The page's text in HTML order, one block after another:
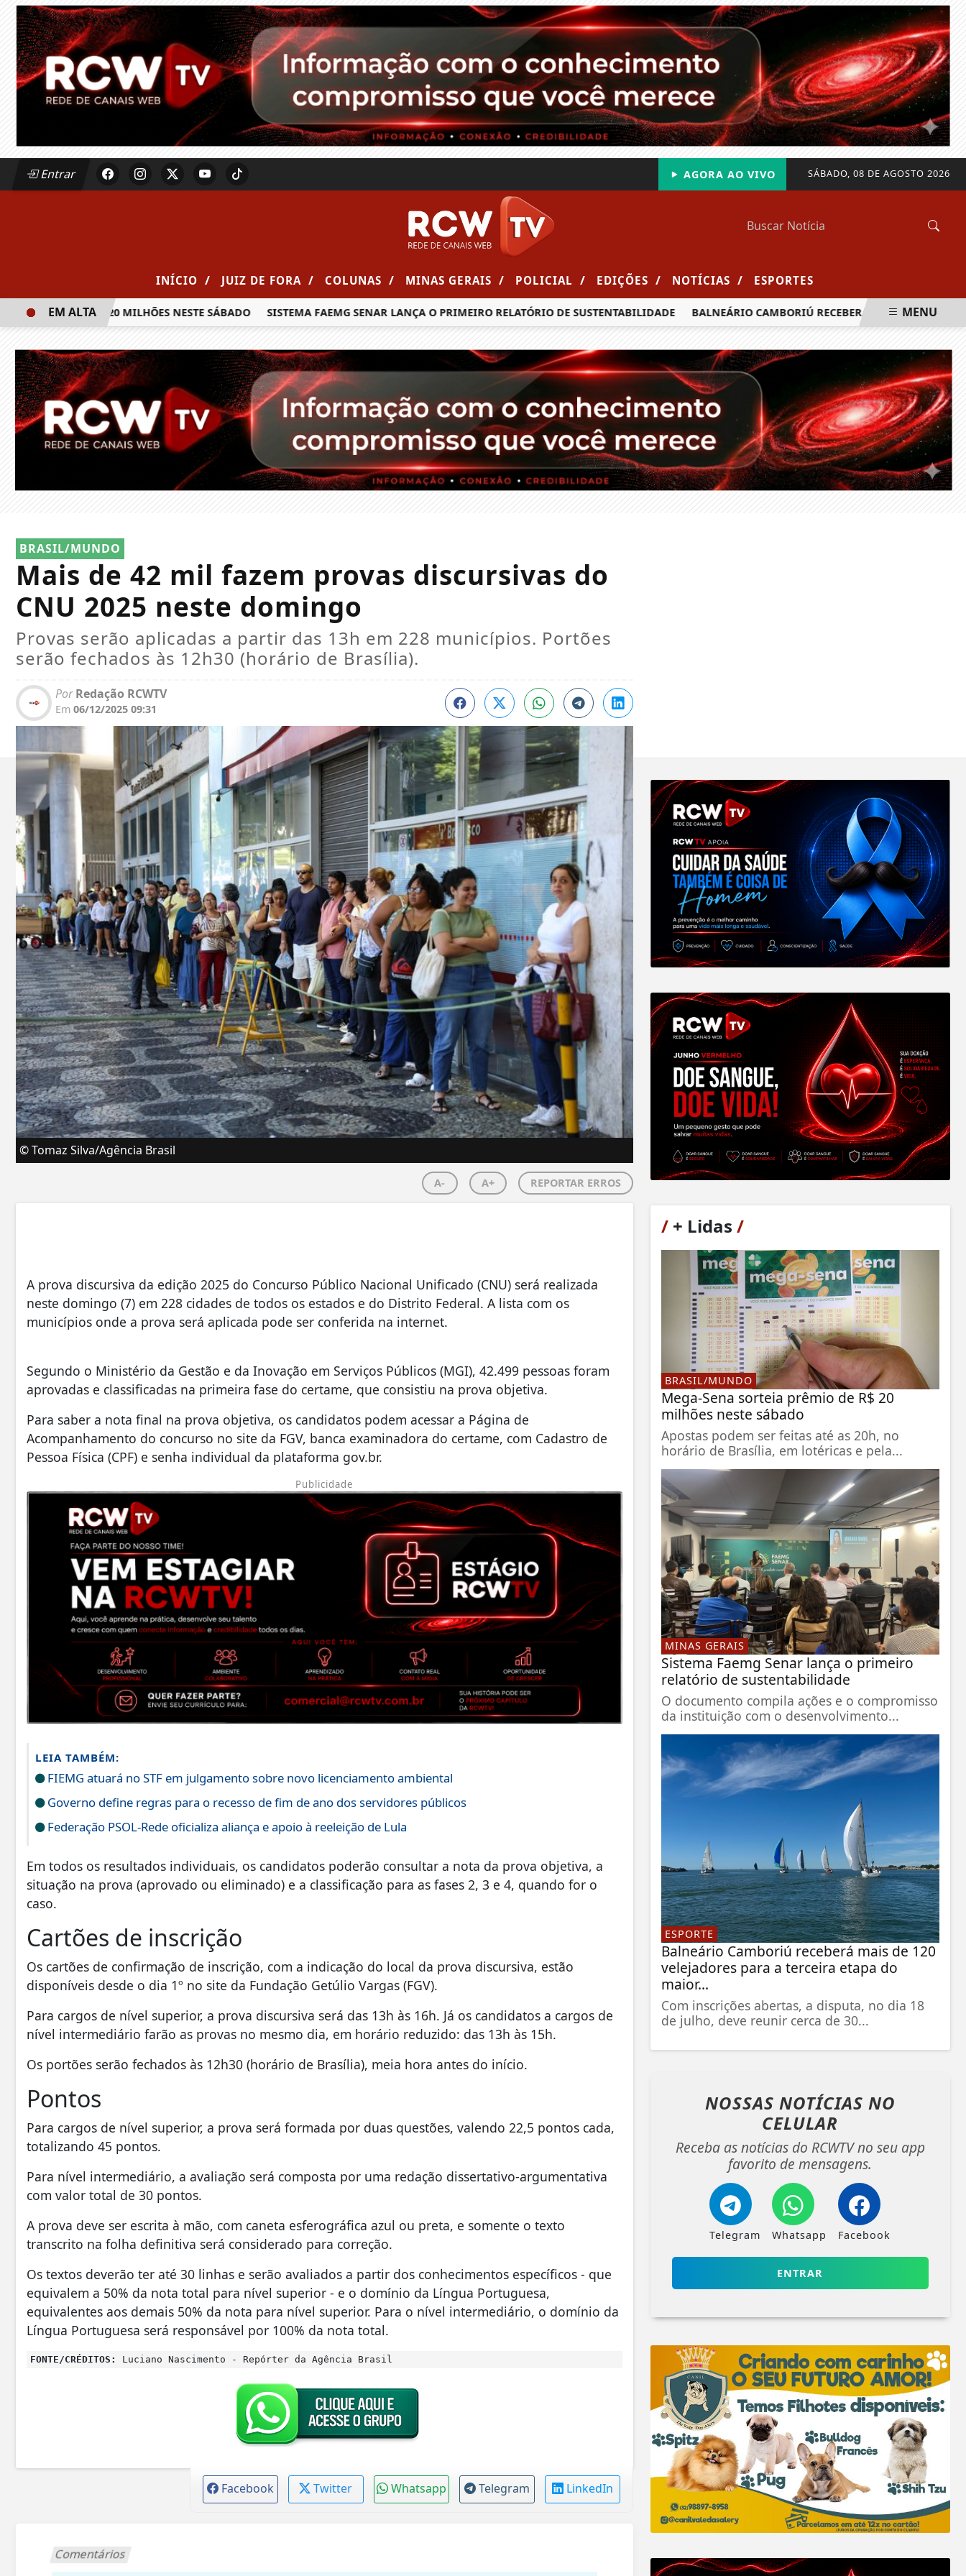
Entrar SÁBADO, 08 DE AGOSTO 2026
AGORA AO VIVO
INÍCIO / JUIZ DE FORA / COLUNAS / MINAS GERAIS / POLICIAL / EDIÇÕES / NOTÍCIAS / ESPORTES
PRÊMIO DE R$ 20 MILHÕES NESTE SÁBADO SISTEMA FAEMG SENAR LANÇA O PRIMEIRO RELATÓRIO DE SUSTENTABILIDADE BALNEÁRIO CAMBORIÚ RECEBERÁ MAIS DE 120
EM ALTA MENU
BRASIL/MUNDO
Mais de 42 mil fazem provas discursivas do
CNU 2025 neste domingo
Provas serão aplicadas a partir das 13h em 228 municípios. Portões
serão fechados às 12h30 (horário de Brasília).
PorRedação RCWTV
Em 06/12/2025 09:31
© Tomaz Silva/Agência Brasil
A- A+ REPORTAR ERROS
A prova discursiva da edição 2025 do Concurso Público Nacional Unificado (CNU) será realizada
neste domingo (7) em 228 cidades de todos os estados e do Distrito Federal. A lista com os
municípios onde a prova será aplicada pode ser conferida na internet.
Segundo o Ministério da Gestão e da Inovação em Serviços Públicos (MGI), 42.499 pessoas foram
aprovadas e classificadas na primeira fase do certame, que consistiu na prova objetiva.
Para saber a nota final na prova objetiva, os candidatos podem acessar a Página de
Acompanhamento do concurso no site da FGV, banca examinadora do certame, com Cadastro de
Pessoa Física (CPF) e senha individual da plataforma gov.br.
Publicidade
LEIA TAMBÉM:
FIEMG atuará no STF em julgamento sobre novo licenciamento ambiental
Governo define regras para o recesso de fim de ano dos servidores públicos
Federação PSOL-Rede oficializa aliança e apoio à reeleição de Lula
Em todos os resultados individuais, os candidatos poderão consultar a nota da prova objetiva, a
situação na prova (aprovado ou eliminado) e a classificação para as fases 2, 3 e 4, quando for o
caso.
Cartões de inscrição
Os cartões de confirmação de inscrição, com a indicação do local da prova discursiva, estão
disponíveis desde o dia 1º no site da Fundação Getúlio Vargas (FGV).
Para cargos de nível superior, a prova discursiva será das 13h às 16h. Já os candidatos a cargos de
nível intermediário farão as provas no mesmo dia, em horário reduzido: das 13h às 15h.
Os portões serão fechados às 12h30 (horário de Brasília), meia hora antes do início.
Pontos
Para cargos de nível superior, a prova será formada por duas questões, valendo 22,5 pontos cada,
totalizando 45 pontos.
Para nível intermediário, a avaliação será composta por uma redação dissertativo-argumentativa
com valor total de 30 pontos.
A prova deve ser escrita à mão, com caneta esferográfica azul ou preta, e somente o texto
transcrito na folha definitiva será considerado para correção.
Os textos deverão ter até 30 linhas e serão avaliados a partir dos conhecimentos específicos - que
equivalem a 50% da nota total para nível superior - e o domínio da Língua Portuguesa,
equivalentes aos demais 50% da nota para nível superior. Para o nível intermediário, o domínio da
Língua Portuguesa será responsável por 100% da nota total.
FONTE/CRÉDITOS: Luciano Nascimento - Repórter da Agência Brasil
Facebook Twitter Whatsapp Telegram LinkedIn
Comentários
/+ Lidas /
BRASIL/MUNDO
Mega-Sena sorteia prêmio de R$ 20
milhões neste sábado
Apostas podem ser feitas até as 20h, no
horário de Brasília, em lotéricas e pela...
MINAS GERAIS
Sistema Faemg Senar lança o primeiro
relatório de sustentabilidade
O documento compila ações e o compromisso
da instituição com o desenvolvimento...
ESPORTE
Balneário Camboriú receberá mais de 120
velejadores para a terceira etapa do
maior...
Com inscrições abertas, a disputa, no dia 18
de julho, deve reunir cerca de 30...
NOSSAS NOTÍCIAS NO
CELULAR
Receba as notícias do RCWTV no seu app
favorito de mensagens.
Telegram Whatsapp Facebook
ENTRAR